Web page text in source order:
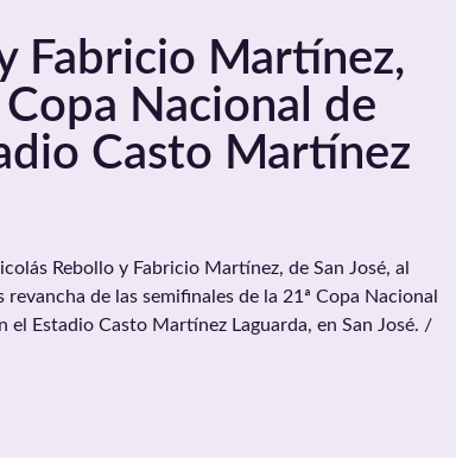
Fabricio Martínez,
Copa Nacional de
Casto Martínez
Rebollo y Fabricio Martínez, de San José, al
de las semifinales de la 21ª Copa Nacional
el Estadio Casto Martínez Laguarda, en San José. /